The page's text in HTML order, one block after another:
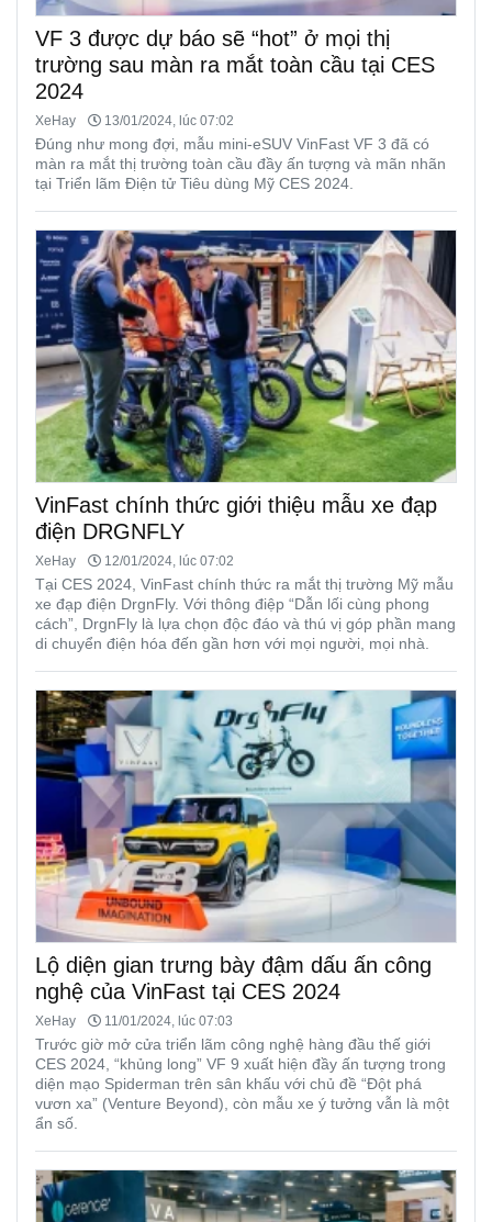
VF 3 được dự báo sẽ “hot” ở mọi thị
trường sau màn ra mắt toàn cầu tại CES
2024
XeHay 13/01/2024, lúc 07:02
Đúng như mong đợi, mẫu mini-eSUV VinFast VF 3 đã có
màn ra mắt thị trường toàn cầu đầy ấn tượng và mãn nhãn
tại Triển lãm Điện tử Tiêu dùng Mỹ CES 2024.
VinFast chính thức giới thiệu mẫu xe đạp
điện DRGNFLY
XeHay 12/01/2024, lúc 07:02
Tại CES 2024, VinFast chính thức ra mắt thị trường Mỹ mẫu
xe đạp điện DrgnFly. Với thông điệp “Dẫn lối cùng phong
cách”, DrgnFly là lựa chọn độc đáo và thú vị góp phần mang
di chuyển điện hóa đến gần hơn với mọi người, mọi nhà.
Lộ diện gian trưng bày đậm dấu ấn công
nghệ của VinFast tại CES 2024
XeHay 11/01/2024, lúc 07:03
Trước giờ mở cửa triển lãm công nghệ hàng đầu thế giới
CES 2024, “khủng long” VF 9 xuất hiện đầy ấn tượng trong
diện mạo Spiderman trên sân khấu với chủ đề “Đột phá
vươn xa” (Venture Beyond), còn mẫu xe ý tưởng vẫn là một
ẩn số.